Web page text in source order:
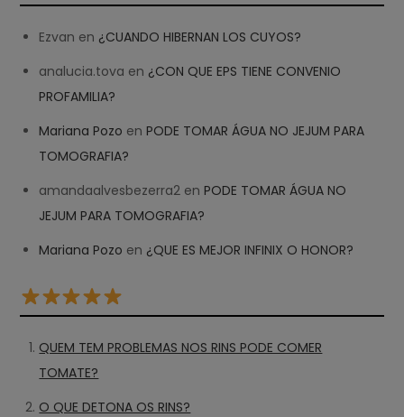
Ezvan en ¿CUANDO HIBERNAN LOS CUYOS?
analucia.tova en ¿CON QUE EPS TIENE CONVENIO
PROFAMILIA?
Mariana Pozo enPODE TOMAR ÁGUA NO JEJUM PARA
TOMOGRAFIA?
amandaalvesbezerra2 enPODE TOMAR ÁGUA NO
JEJUM PARA TOMOGRAFIA?
Mariana Pozo en ¿QUE ES MEJOR INFINIX O HONOR?
QUEM TEM PROBLEMAS NOS RINS PODE COMER
TOMATE?
O QUE DETONA OS RINS?